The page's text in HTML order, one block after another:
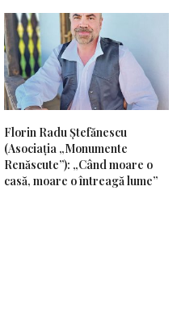
Florin Radu Ștefănescu
(Asociația „Monumente
Renăscute”): „Când moare o
casă, moare o întreagă lume”